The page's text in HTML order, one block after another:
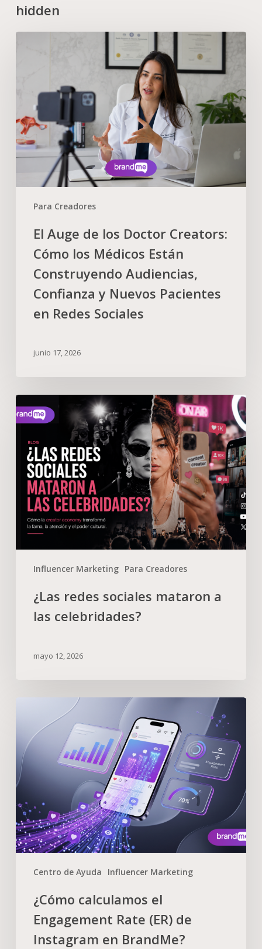
hidden
Para Creadores
El Auge de los Doctor Creators:
Cómo los Médicos Están
Construyendo Audiencias,
Confianza y Nuevos Pacientes
en Redes Sociales
junio 17, 2026
Influencer Marketing Para Creadores
¿Las redes sociales mataron a
las celebridades?
mayo 12, 2026
Centro de Ayuda Influencer Marketing
¿Cómo calculamos el
Engagement Rate (ER) de
Instagram en BrandMe?